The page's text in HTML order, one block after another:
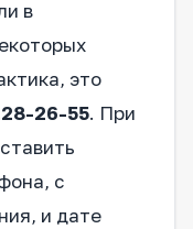
в
это
26-55. При
с
и дате